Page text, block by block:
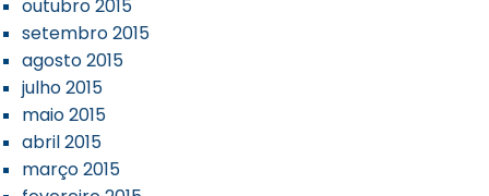
outubro 2015
setembro 2015
agosto 2015
julho 2015
maio 2015
abril 2015
março 2015